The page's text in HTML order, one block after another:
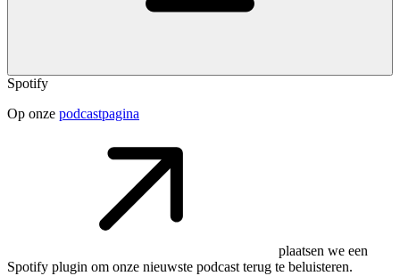
Spotify
Op onze podcastpagina
plaatsen we een
Spotify plugin om onze nieuwste podcast terug te beluisteren.